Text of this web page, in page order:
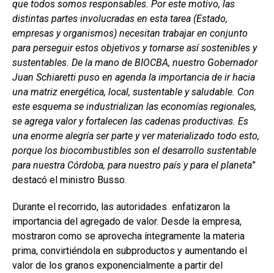
que todos somos responsables. Por este motivo, las
distintas partes involucradas en esta tarea (Estado,
empresas y organismos) necesitan trabajar en conjunto
para perseguir estos objetivos y tornarse así sostenibles y
sustentables. De la mano de BIOCBA, nuestro Gobernador
Juan Schiaretti puso en agenda la importancia de ir hacia
una matriz energética, local, sustentable y saludable. Con
este esquema se industrializan las economías regionales,
se agrega valor y fortalecen las cadenas productivas. Es
una enorme alegría ser parte y ver materializado todo esto,
porque los biocombustibles son el desarrollo sustentable
para nuestra Córdoba, para nuestro país y para el planeta”
destacó el ministro Busso.
Durante el recorrido, las autoridades enfatizaron la
importancia del agregado de valor. Desde la empresa,
mostraron como se aprovecha íntegramente la materia
prima, convirtiéndola en subproductos y aumentando el
valor de los granos exponencialmente a partir del